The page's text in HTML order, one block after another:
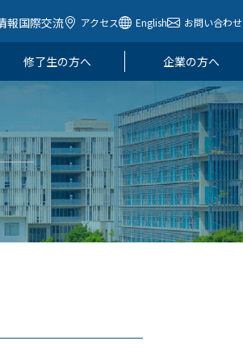
報国際交流 アクセス English お問い合わせ
修了生の方へ 企業の方へ